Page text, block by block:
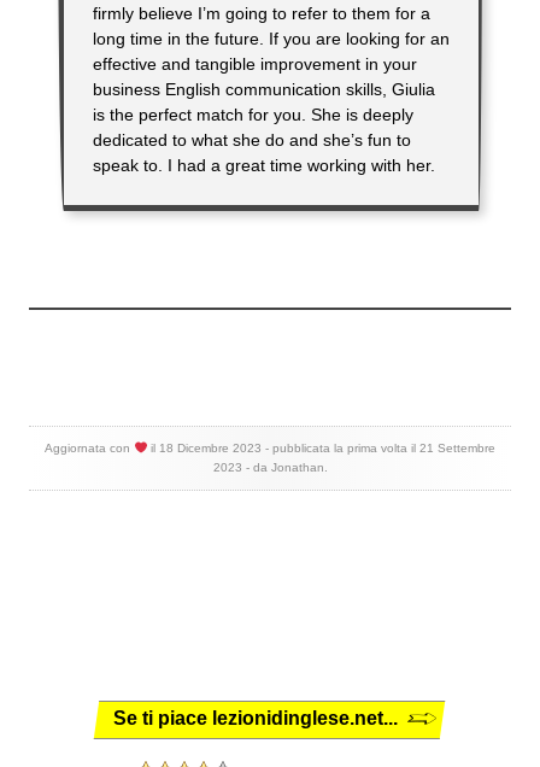
firmly believe I’m going to refer to them for a
long time in the future. If you are looking for an
effective and tangible improvement in your
business English communication skills, Giulia
is the perfect match for you. She is deeply
dedicated to what she do and she’s fun to
speak to. I had a great time working with her.
Aggiornata con il 18 Dicembre 2023 - pubblicata la prima volta il21 Settembre
2023 - da Jonathan
Se ti piace lezionidinglese.net...